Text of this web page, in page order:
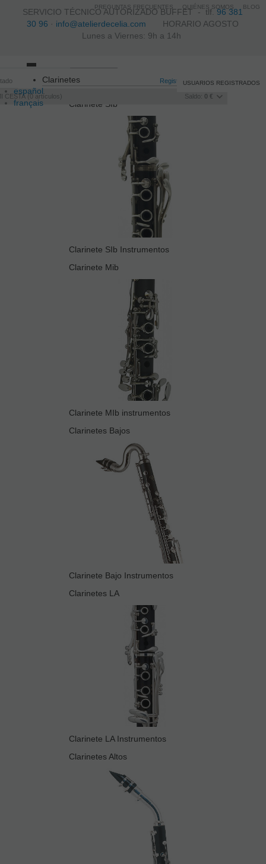
SERVICIO TÉCNICO AUTORIZADO BUFFET -tlf.96 381
30 96 · info@atelierdecelia.com HORARIO AGOSTO
Lunes a Viernes: 9h a 14h
español
français
Registro /Iniciar sesión
CESTA 0 artículos Saldo: 0 €
USUARIOS REGISTRADOS
navigation
Clarinetes
Clarinete SIb
Clarinete SIb Instrumentos
Clarinete Mib
Clarinete MIb instrumentos
Clarinetes Bajos
Clarinete Bajo Instrumentos
Clarinetes LA
Clarinete LA Instrumentos
Clarinetes Altos
PREGUNTAS FRECUENTES QUIÉNES SOMOS BLOG